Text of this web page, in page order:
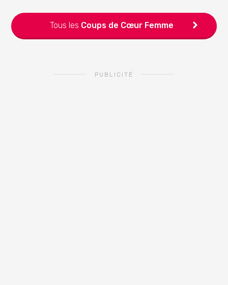
Tous les Coups de CœurFemme
PUBLICITÉ